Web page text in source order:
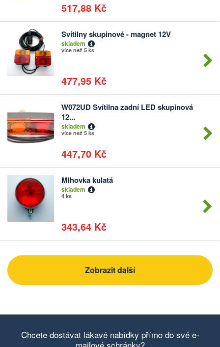
517,88 Kč
Svítilny skupinové - magnet 12V
skladem
více než 5 ks
477,95 Kč
Počet
kusů
W072UD Svítilna zadní LED skupinová
12...
skladem
více než 5 ks
447,70 Kč
Počet
Mlhovka kulatá
skladem
4 ks
343,64 Kč
Počet
kusů
Zobrazit další
Chcete dostávat lákavé nabídky přímo do své e-